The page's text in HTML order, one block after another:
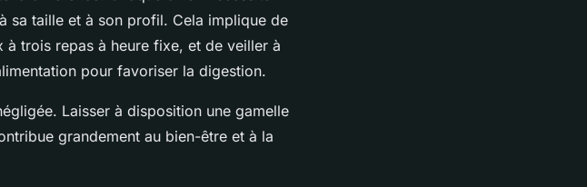
sa taille et à son profil. Cela implique de
trois repas à heure fixe, et de veiller à
pour favoriser la digestion.
Laisser à disposition une gamelle
grandement au bien-être et à la